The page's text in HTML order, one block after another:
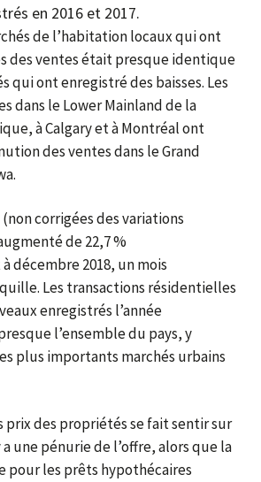
en 2016 et 2017.
de l’habitation locaux qui ont
des ventes était presque identique
qui ont enregistré des baisses. Les
dans le Lower Mainland de la
à Calgary et à Montréal ont
des ventes dans le Grand
corrigées des variations
de 22,7 %
décembre 2018, un mois
Les transactions résidentielles
enregistrés l’année
l’ensemble du pays, y
plus importants marchés urbains
prix des propriétés se fait sentir sur
une pénurie de l’offre, alors que la
pour les prêts hypothécaires